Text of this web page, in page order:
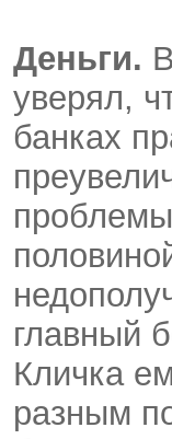
Деньги.
уверял,
банках
главный
Кличка
разным